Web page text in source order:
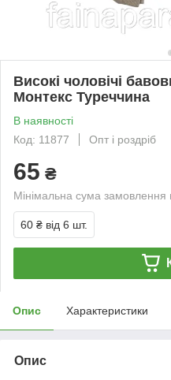
Високі чоловічі
Монтекс Туреччина
В наявності
Код: 11877
Опт і роздріб
65 ₴
Мінімальна сума
60 ₴ від 6 шт.
Опис Характеристики
Опис